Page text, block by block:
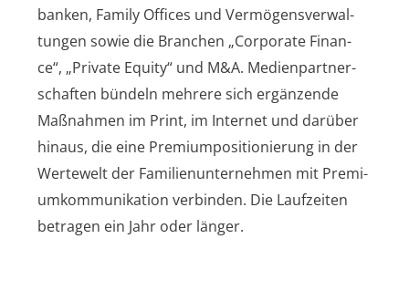
ban­ken, Fami­ly Offices und Ver­mö­gens­ver­wal­
tun­gen sowie die Bran­chen „Cor­po­ra­te Finan­
ce“, „Pri­va­te Equi­ty“ und M&A. Medi­en­part­ner­
schaf­ten bün­deln meh­re­re sich ergän­zen­de
Maß­nah­men im Print, im Inter­net und dar­über
hin­aus, die eine Pre­mi­um­po­si­tio­nie­rung in der
Wer­te­welt der Fami­li­en­un­ter­neh­men mit Pre­mi­
um­kom­mu­ni­ka­ti­on ver­bin­den. Die Lauf­zei­ten
betra­gen ein Jahr oder länger.